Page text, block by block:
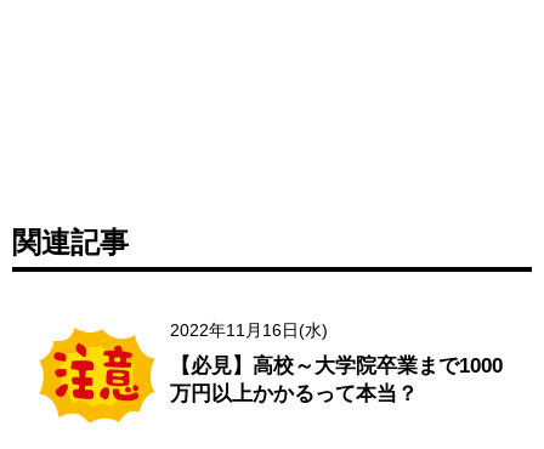
関連記事
2022年11月16日(水)
【必見】高校～大学院卒業まで1000
万円以上かかるって本当？